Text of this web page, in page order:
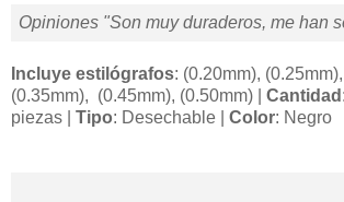
Opiniones "Son muy duraderos, me han
Incluye estilógrafos: (0.20mm),
(0.35mm), (0.45mm), (0.50mm)
Cantidad :
piezas
Tipo: Desechable Color: Negro